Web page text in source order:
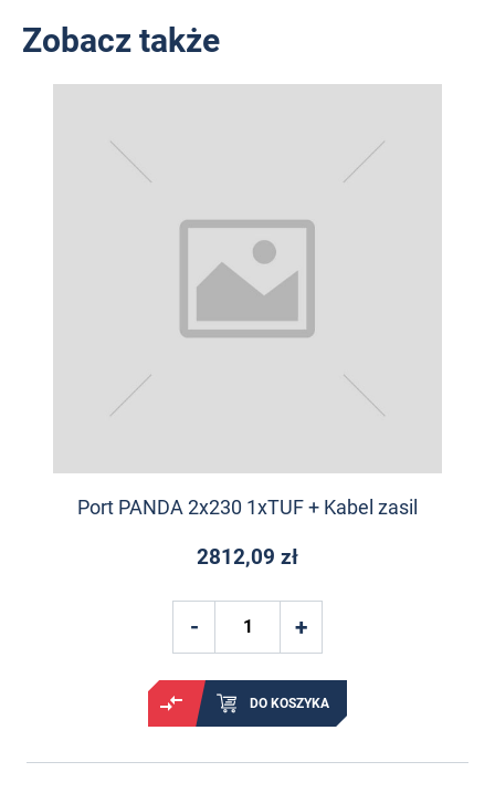
Zobacz także
Port PANDA 2x230 1xTUF + Kabel zasil
2812,09 zł
DO KOSZYKA